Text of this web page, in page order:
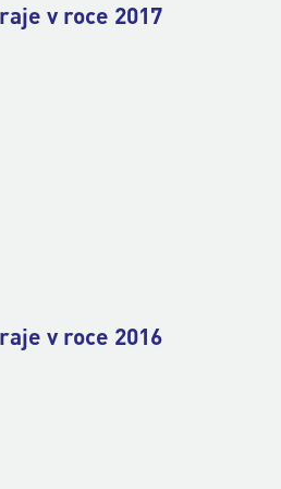
v roce 2017
v roce 2016